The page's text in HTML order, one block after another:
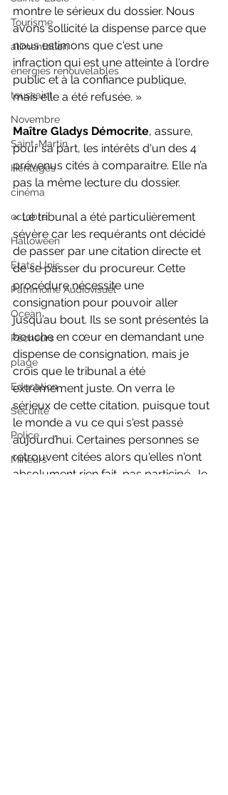
Tourisme
alimentation
énergies renouvelables
toussaint
Novembre
Saint-Martin
Héritages
cinéma
octobre
Halloween
États-Unis
Patrimoine Audiovisuel
Ocean
Pêcheurs
plage
Education
Sécurité
Police
Mineurs
montre le sérieux du dossier. Nous
avons sollicité la dispense parce que
nous estimons que c'est une
infraction qui est une atteinte à l'ordre
public et à la confiance publique,
mais elle a été refusée. »
Maître Gladys Démocrite, assure,
pour sa part, les intérêts d'un des 4
prévenus cités à comparaitre. Elle n’a
pas la même lecture du dossier.
« Le tribunal a été particulièrement
sévère car les requérants ont décidé
de passer par une citation directe et
de se passer du procureur. Cette
procédure nécessite une
consignation pour pouvoir aller
jusqu’au bout. Ils se sont présentés la
bouche en cœur en demandant une
dispense de consignation, mais je
crois que le tribunal a été
extrêmement juste. On verra le
sérieux de cette citation, puisque tout
le monde a vu ce qui s'est passé
aujourd’hui. Certaines personnes se
retrouvent citées alors qu'elles n'ont
absolument rien fait, pas participé. Je